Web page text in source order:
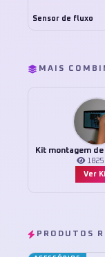
Sensor de fluxo
MAIS
1825
Ver
PRODUTOS